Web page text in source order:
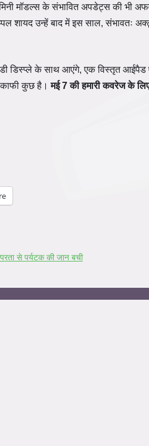
मॉडल्स के संभावित अपडेट्स की भी
शायद उन्हें बाद में इस साल, संभावतः
डिस्प्ले के साथ आएंगे, एक विस्तृत आईपैड
काफी कुछ है।मई 7 की हमारी कवरेज के
से पर्यटक की जान बची